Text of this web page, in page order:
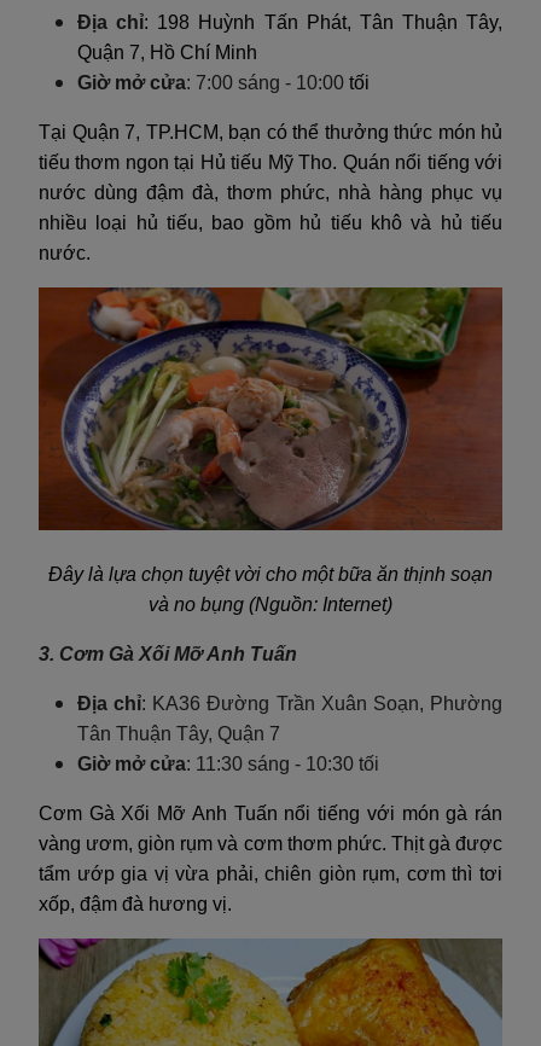
Địa chỉ: 198 Huỳnh Tấn Phát, Tân Thuận Tây,
Quận 7, Hồ Chí Minh
Giờ mở cửa: 7:00 sáng - 10:00 tối
Tại Quận 7, TP.HCM, bạn có thể thưởng thức món hủ
tiếu thơm ngon tại Hủ tiếu Mỹ Tho. Quán nổi tiếng với
nước dùng đậm đà, thơm phức, nhà hàng phục vụ
nhiều loại hủ tiếu, bao gồm hủ tiếu khô và hủ tiếu
nước.
Đây là lựa chọn tuyệt vời cho một bữa ăn thịnh soạn
và no bụng (Nguồn: Internet)
3. Cơm Gà Xối Mỡ Anh Tuấn
Địa chỉ: KA36 Đường Trần Xuân Soạn, Phường
Tân Thuận Tây, Quận 7
Giờ mở cửa: 11:30 sáng - 10:30 tối
Cơm Gà Xối Mỡ Anh Tuấn nổi tiếng với món gà rán
vàng ươm, giòn rụm và cơm thơm phức. Thịt gà được
tẩm ướp gia vị vừa phải, chiên giòn rụm, cơm thì tơi
xốp, đậm đà hương vị.